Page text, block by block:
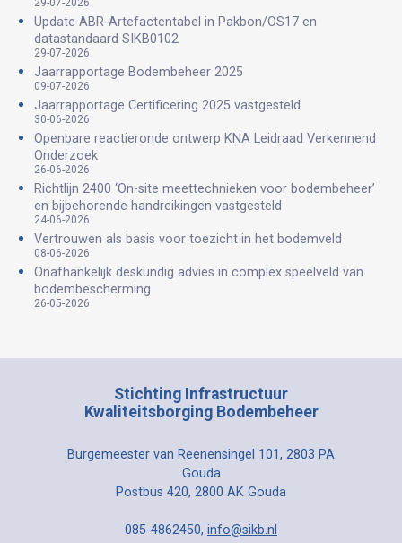
29-07-2026
Update ABR-Artefactentabel in Pakbon/OS17 en
datastandaard SIKB0102
29-07-2026
Jaarrapportage Bodembeheer 2025
09-07-2026
Jaarrapportage Certificering 2025 vastgesteld
30-06-2026
Openbare reactieronde ontwerp KNA Leidraad Verkennend
Onderzoek
26-06-2026
Richtlijn 2400 ‘On-site meettechnieken voor bodembeheer’
en bijbehorende handreikingen vastgesteld
24-06-2026
Vertrouwen als basis voor toezicht in het bodemveld
08-06-2026
Onafhankelijk deskundig advies in complex speelveld van
bodembescherming
26-05-2026
Stichting Infrastructuur
Kwaliteitsborging Bodembeheer
Burgemeester van Reenensingel 101, 2803 PA
Gouda
Postbus 420, 2800 AK Gouda
085-4862450, info@sikb.nl